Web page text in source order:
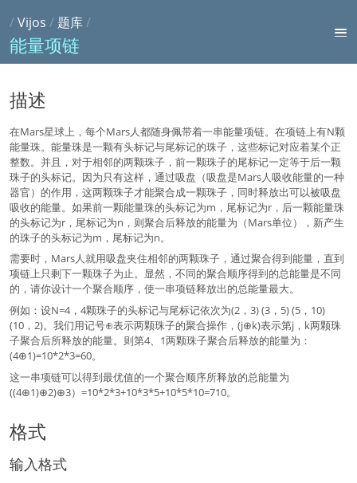
/Vijos / 题库/
能量项链
描述
在Mars星球上，每个Mars人都随身佩带着一串能量项链。在项链上有N颗
能量珠。能量珠是一颗有头标记与尾标记的珠子，这些标记对应着某个正
整数。并且，对于相邻的两颗珠子，前一颗珠子的尾标记一定等于后一颗
珠子的头标记。因为只有这样，通过吸盘（吸盘是Mars人吸收能量的一种
器官）的作用，这两颗珠子才能聚合成一颗珠子，同时释放出可以被吸盘
吸收的能量。如果前一颗能量珠的头标记为m，尾标记为r，后一颗能量珠
的头标记为r，尾标记为n，则聚合后释放的能量为（Mars单位），新产生
的珠子的头标记为m，尾标记为n。
需要时，Mars人就用吸盘夹住相邻的两颗珠子，通过聚合得到能量，直到
项链上只剩下一颗珠子为止。显然，不同的聚合顺序得到的总能量是不同
的，请你设计一个聚合顺序，使一串项链释放出的总能量最大。
例如：设N=4，4颗珠子的头标记与尾标记依次为(2，3) (3，5) (5，10)
(10，2)。我们用记号⊕表示两颗珠子的聚合操作，(j⊕k)表示第j，k两颗珠
子聚合后所释放的能量。则第4、1两颗珠子聚合后释放的能量为：
(4⊕1)=10*2*3=60。
这一串项链可以得到最优值的一个聚合顺序所释放的总能量为
((4⊕1)⊕2)⊕3）=10*2*3+10*3*5+10*5*10=710。
格式
输入格式